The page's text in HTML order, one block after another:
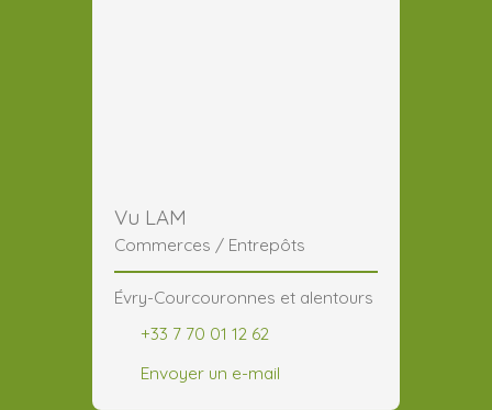
Vu LAM
Commerces / Entrepôts
Évry-Courcouronnes et alentours
+33 7 70 01 12 62
Envoyer un e-mail